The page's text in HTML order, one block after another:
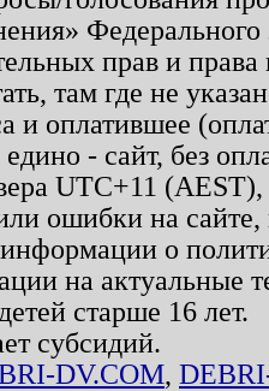
прав и
там где не
и оплатившее
- сайт, без
UTC+11
ошибки на
о
на актуальные
старше 16 лет.
субсидий.
DV.COM,